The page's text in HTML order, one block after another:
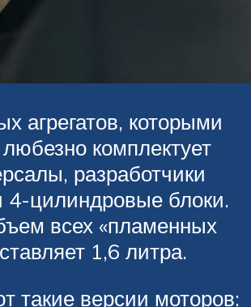
агрегатов, которыми
комплектует
разработчики
4-цилиндровые блоки.
всех «пламенных
1,6 литра.
такие версии моторов: